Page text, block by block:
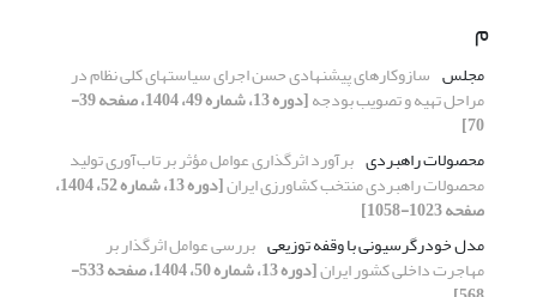
م
مجلس سازوکارهای پیشنهادی حسن اجرای سیاستهای کلی نظام در
مراحل تهیه و تصویب بودجه [دوره 13، شماره 49، 1404، صفحه 39-
70]
محصولات راهبردی برآورد اثرگذاری عوامل مؤثر بر تاب‌آوری تولید
محصولات راهبردی منتخب کشاورزی ایران [دوره 13، شماره 52، 1404،
صفحه 1023-1058]
مدل خودرگرسیونی با وقفه توزیعی بررسی عوامل اثرگذار بر
مهاجرت داخلی کشور ایران [دوره 13، شماره 50، 1404، صفحه 533-